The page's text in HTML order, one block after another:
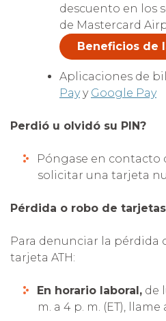
descuento en los
de Mastercard
Beneficios de
Aplicaciones de
Payy Google Pay
Perdió u olvidó su PIN?
Póngase en contacto
solicitar una tarjeta
Pérdida o robo de
Para denunciar la pérdida
tarjeta ATH:
En horario laboral, de
m. a 4 p. m. (ET), llame